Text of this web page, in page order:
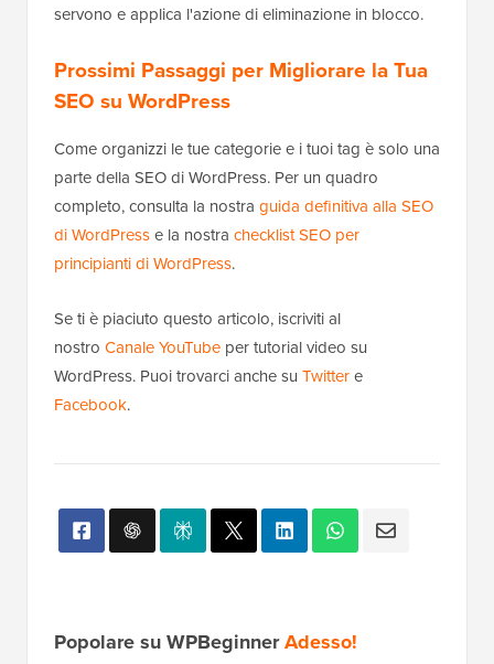
servono e applica l'azione di eliminazione in blocco.
Prossimi Passaggi per Migliorare la Tua
SEO su WordPress
Come organizzi le tue categorie e i tuoi tag è solo una
parte della SEO di WordPress. Per un quadro
completo, consulta la nostra guida definitiva alla SEO
di WordPresse la nostra checklist SEO per
principianti di WordPress.
Se ti è piaciuto questo articolo, iscriviti al
nostro Canale YouTube per tutorial video su
WordPress. Puoi trovarci anche su Twittere
Facebook.
Popolare su WPBeginnerAdesso!